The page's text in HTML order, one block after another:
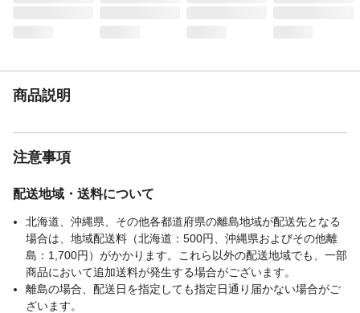
商品説明
注意事項
配送地域・送料について
北海道、沖縄県、その他各都道府県の離島地域が配送先となる
場合は、地域配送料（北海道：500円、沖縄県およびその他離
島：1,700円）がかかります。これら以外の配送地域でも、一部
商品において追加送料が発生する場合がございます。
離島の場合、配送日を指定しても指定日通り届かない場合がご
ざいます。